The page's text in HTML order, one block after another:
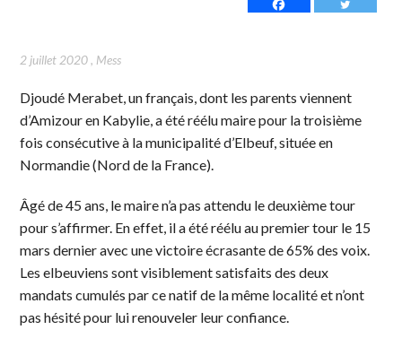
2 juillet 2020, Mess
Djoudé Merabet, un français, dont les parents viennent
d’Amizour en Kabylie, a été réélu maire pour la troisième
fois consécutive à la municipalité d’Elbeuf, située en
Normandie (Nord de la France).
Âgé de 45 ans, le maire n’a pas attendu le deuxième tour
pour s’affirmer. En effet, il a été réélu au premier tour le 15
mars dernier avec une victoire écrasante de 65% des voix.
Les elbeuviens sont visiblement satisfaits des deux
mandats cumulés par ce natif de la même localité et n’ont
pas hésité pour lui renouveler leur confiance.